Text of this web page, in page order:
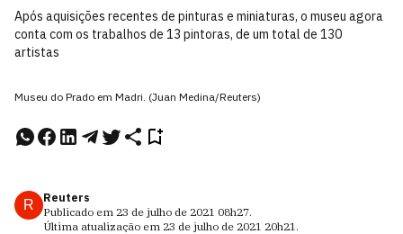
Após aquisições recentes de pinturas e miniaturas, o museu agora
conta com os trabalhos de 13 pintoras, de um total de 130
artistas
Museu do Prado em Madri. (Juan Medina/Reuters)
R
Reuters
Publicado em 23 de julho de 2021 08h27.
Última atualização em 23 de julho de 2021 20h21.